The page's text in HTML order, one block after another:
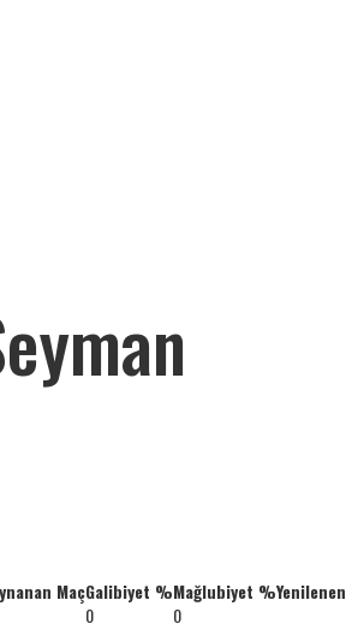
MaçGalibiyet %Mağlubiyet %Yenilenen
0 0